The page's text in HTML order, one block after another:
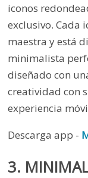
iconos
exclusivo. Cada
maestra y está
minimalista
diseñado con
creatividad con
experiencia
Descarga app -
3.